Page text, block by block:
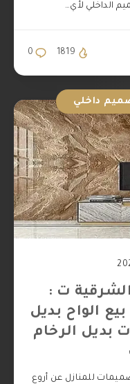
الداخلي لأي…
0 1819
داخلي
ت :
محلات بيع الواح بديل
بديل الرخام
للمنازل عن أروع